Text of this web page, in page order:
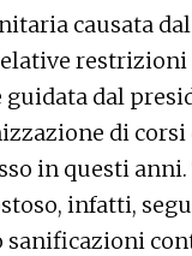
causata
guidata dal
di
in questi
infatti,
sanificazioni